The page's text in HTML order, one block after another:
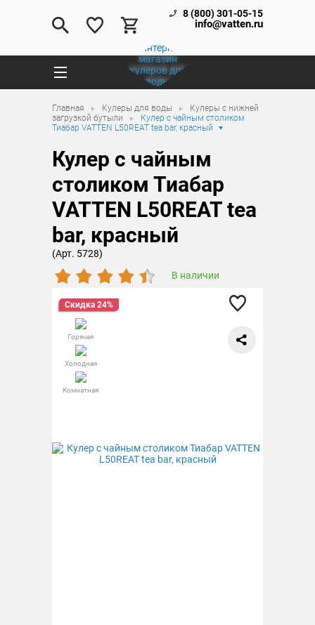
8 (800) 301-05-15
info@vatten.ru
Главная Кулеры для воды
Кулеры с нижней
загрузкой бутыли
Кулер с чайным столиком
Тиабар VATTEN L50REAT tea bar, красный
Кулер с чайным
столиком Тиабар
VATTEN L50REAT tea
bar, красный
(Арт. 5728)
В наличии
Скидка 24%
Горячая
Холодная
Комнатная